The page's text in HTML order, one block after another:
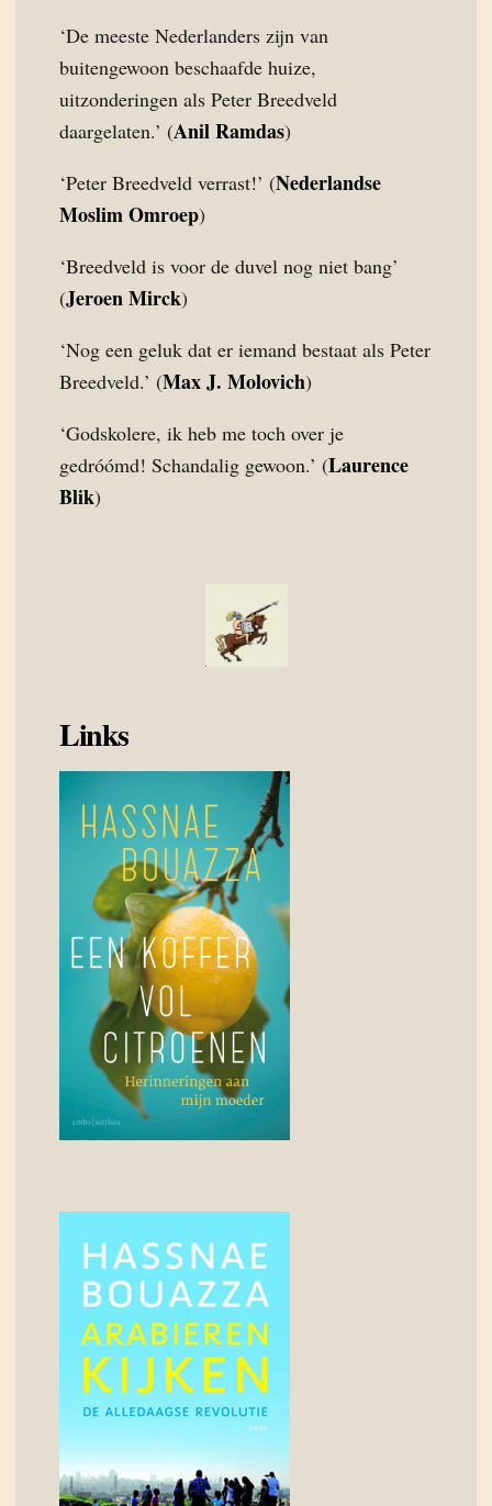
‘De meeste Nederlanders zijn van
buitengewoon beschaafde huize,
uitzonderingen als Peter Breedveld
daargelaten.’ (Anil Ramdas)
‘Peter Breedveld verrast!’ (Nederlandse
Moslim Omroep)
‘Breedveld is voor de duvel nog niet bang’
(Jeroen Mirck)
‘Nog een geluk dat er iemand bestaat als Peter
Breedveld.’ (Max J. Molovich)
‘Godskolere, ik heb me toch over je
gedróómd! Schandalig gewoon.’ (Laurence
Blik)
Links